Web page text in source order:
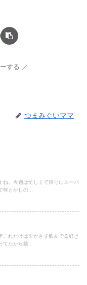
する
つまみぐいママ
ね。今週は忙しくて帰りにスーパ
何とかしの...
これだけは欠かさず飲んでる好き
たから嬉...